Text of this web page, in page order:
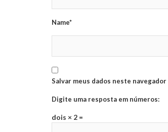
Name*
Salvar meus dados neste
Digite uma resposta em números:
dois × 2 =